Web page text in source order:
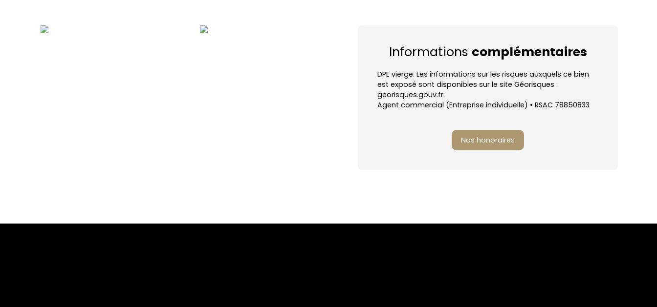
Informations complémentaires
DPE vierge. Les informations sur les risques auxquels ce bien
est exposé sont disponibles sur le site Géorisques :
georisques.gouv.fr.
Agent commercial (Entreprise individuelle) • RSAC 78850833
Nos honoraires